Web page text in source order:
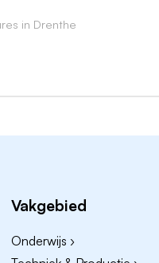
gebiedsopgaven in
en een
binnen
in Drenthe
Vakgebied
Onderwijs ›